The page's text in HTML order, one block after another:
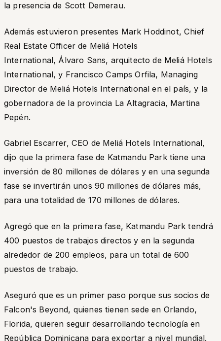
la presencia de Scott Demerau.
Además estuvieron presentes Mark Hoddinot, Chief
Real Estate Officer de Meliá Hotels
International, Álvaro Sans, arquitecto de Meliá Hotels
International, y Francisco Camps Orfila, Managing
Director de Meliá Hotels International en el país, y la
gobernadora de la provincia La Altagracia, Martina
Pepén.
Gabriel Escarrer, CEO de Meliá Hotels International,
dijo que la primera fase de Katmandu Park tiene una
inversión de 80 millones de dólares y en una segunda
fase se invertirán unos 90 millones de dólares más,
para una totalidad de 170 millones de dólares.
Agregó que en la primera fase, Katmandu Park tendrá
400 puestos de trabajos directos y en la segunda
alrededor de 200 empleos, para un total de 600
puestos de trabajo.
Aseguró que es un primer paso porque sus socios de
Falcon's Beyond, quienes tienen sede en Orlando,
Florida, quieren seguir desarrollando tecnología en
República Dominicana para exportar a nivel mundial.